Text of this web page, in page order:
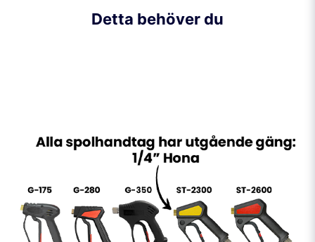
Detta behöver du